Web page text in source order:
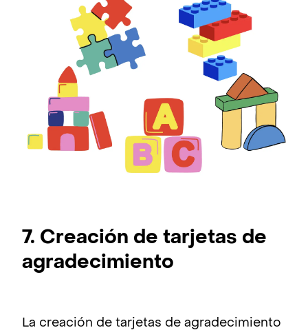
7. Creación de tarjetas de
agradecimiento
La creación de tarjetas de agradecimiento